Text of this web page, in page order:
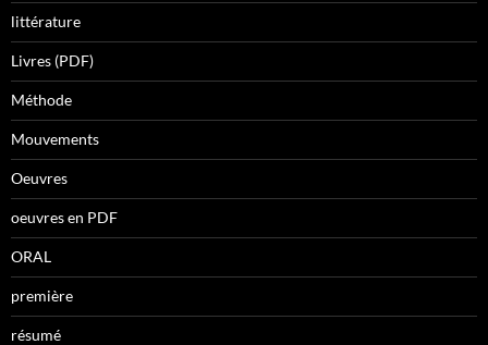
littérature
Livres (PDF)
Méthode
Mouvements
Oeuvres
oeuvres en PDF
ORAL
première
résumé